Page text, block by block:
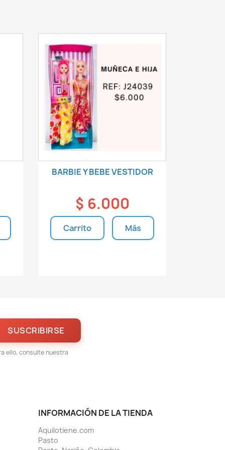
BARBIE Y BEBE VESTIDOR
$ 6.000
Carrito Más
ello, consulte nuestra
INFORMACIÓN DE LA TIENDA
Aquilotiene.com
Pasto